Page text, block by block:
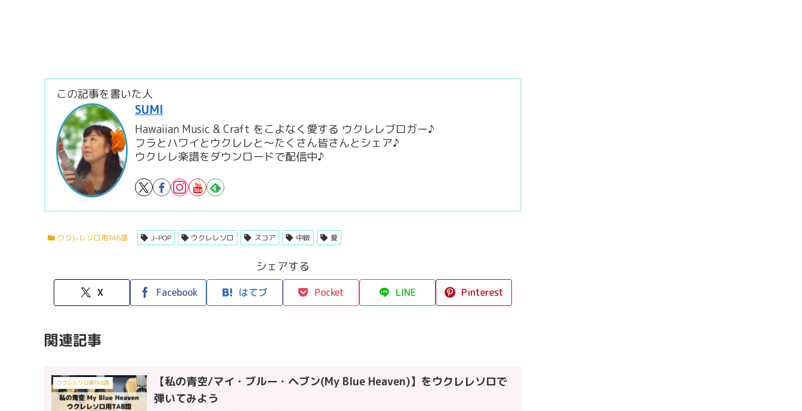
この記事を書いた人
SUMI
Hawaiian Music & Craft をこよなく愛する ウクレレブロガー♪
フラとハワイとウクレレと～たくさん皆さんとシェア♪
ウクレレ楽譜をダウンロードで配信中♪
ウクレレソロ用TAB譜 J-POP ウクレレソロ スコア 中級 夏
シェアする
X Facebook はてブ Pocket LINE Pinterest
関連記事
ウクレレソロ用TAB譜
【私の青空/マイ・ブルー・ヘブン(My Blue Heaven)】をウクレレソロで
弾いてみよう